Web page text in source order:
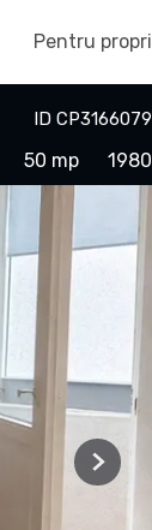
Pentru
ID CP3166079
50 mp 1980
Next